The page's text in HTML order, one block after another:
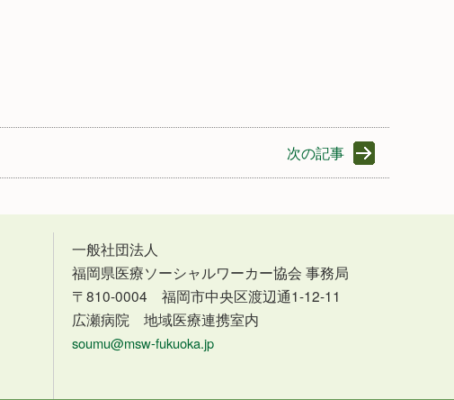
次の記事
一般社団法人
福岡県医療ソーシャルワーカー協会 事務局
〒810-0004 福岡市中央区渡辺通1-12-11
広瀬病院 地域医療連携室内
soumu@msw-fukuoka.jp